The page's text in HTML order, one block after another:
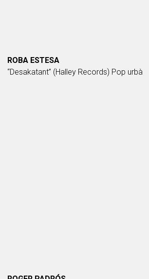
ROBA ESTESA
“Desakatant” (Halley Records) Pop urbà